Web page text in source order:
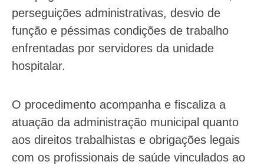
perseguições administrativas, desvio de
função e péssimas condições de trabalho
enfrentadas por servidores da unidade
hospitalar.
O procedimento acompanha e fiscaliza a
atuação da administração municipal quanto
aos direitos trabalhistas e obrigações legais
com os profissionais de saúde vinculados ao